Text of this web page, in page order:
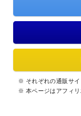
※ それぞれの通販サイ
※ 本ページはアフィリ